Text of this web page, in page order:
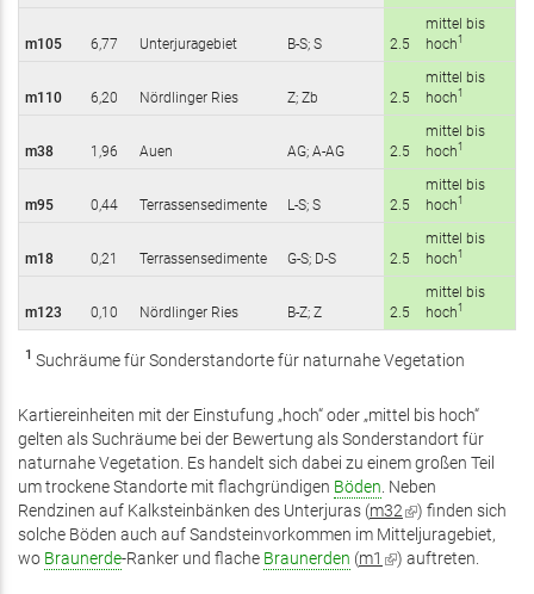
m105 6,77 Unterjuragebiet B-S; S 2.5
mittel bis
hoch1
m110 6,20 Nördlinger Ries Z; Zb 2.5
mittel bis
hoch1
m38 1,96 Auen AG; A-AG 2.5
mittel bis
hoch1
m95 0,44 Terrassensedimente L-S; S 2.5
mittel bis
hoch1
m18 0,21 Terrassensedimente G-S; D-S 2.5
mittel bis
hoch1
m123 0,10 Nördlinger Ries B-Z; Z 2.5
mittel bis
hoch1
1 Suchräume für Sonderstandorte für naturnahe Vegetation
Kartiereinheiten mit der Einstufung „hoch“ oder „mittel bis hoch“
gelten als Suchräume bei der Bewertung als Sonderstandort für
naturnahe Vegetation. Es handelt sich dabei zu einem großen Teil
um trockene Standorte mit flachgründigen Böden. Neben
Rendzinen auf Kalksteinbänken des Unterjuras (m32(Link
ist
extern)
) finden sich
solche Böden auch auf Sandsteinvorkommen im Mitteljuragebiet,
wo Braunerde-Ranker und flache Braunerden (m1 (Link
) auftreten.